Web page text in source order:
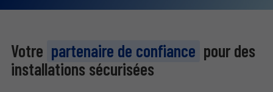
Votre partenaire de confiance pour des
installations sécurisées